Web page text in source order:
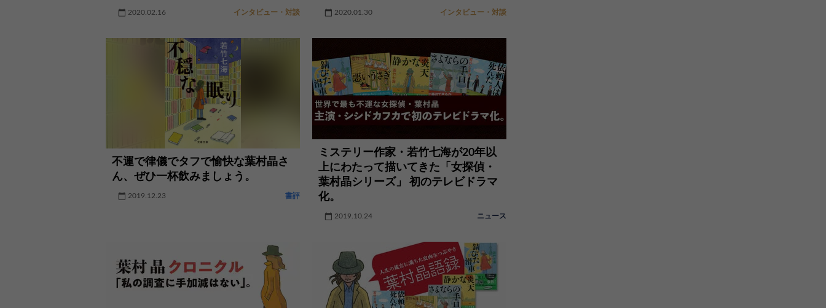
2020.02.16 インタビュー・対談 2020.01.30 インタビュー・対談
不運で律儀でタフで愉快な葉村晶さ
ん、ぜひ一杯飲みましょう。
2019.12.23 書評
ミステリー作家・若竹七海が20年以
上にわたって描いてきた「女探偵・
葉村晶シリーズ」 初のテレビドラマ
化。
2019.10.24 ニュース